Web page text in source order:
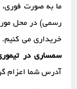
ما به صورت فوری،
رسمی) در محل
خریداری می
سمساری در
آدرس شما اعزام